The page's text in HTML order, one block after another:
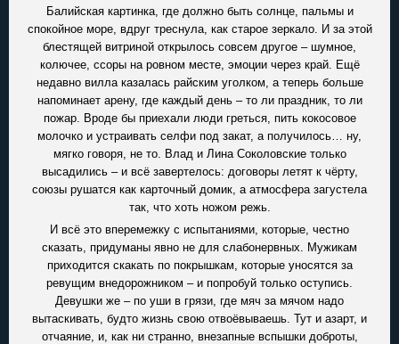
Балийская картинка, где должно быть солнце, пальмы и
спокойное море, вдруг треснула, как старое зеркало. И за этой
блестящей витриной открылось совсем другое – шумное,
колючее, ссоры на ровном месте, эмоции через край. Ещё
недавно вилла казалась райским уголком, а теперь больше
напоминает арену, где каждый день – то ли праздник, то ли
пожар. Вроде бы приехали люди греться, пить кокосовое
молочко и устраивать селфи под закат, а получилось… ну,
мягко говоря, не то. Влад и Лина Соколовские только
высадились – и всё завертелось: договоры летят к чёрту,
союзы рушатся как карточный домик, а атмосфера загустела
так, что хоть ножом режь.
И всё это вперемежку с испытаниями, которые, честно
сказать, придуманы явно не для слабонервных. Мужикам
приходится скакать по покрышкам, которые уносятся за
ревущим внедорожником – и попробуй только оступись.
Девушки же – по уши в грязи, где мяч за мячом надо
вытаскивать, будто жизнь свою отвоёвываешь. Тут и азарт, и
отчаяние, и, как ни странно, внезапные вспышки доброты,